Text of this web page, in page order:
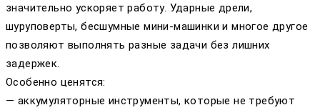
значительно ускоряет работу. Ударные дрели,
шуруповерты, бесшумные мини-машинки и многое другое
позволяют выполнять разные задачи без лишних
задержек.
Особенно ценятся:
— аккумуляторные инструменты, которые не требуют